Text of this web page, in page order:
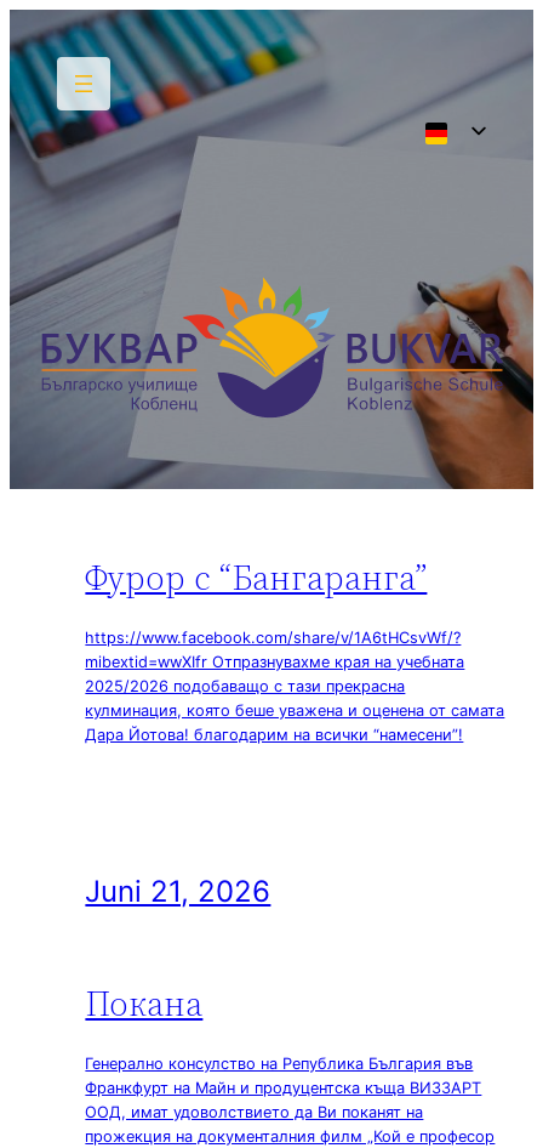
Фурор с “Бангаранга”
https://www.facebook.com/share/v/1A6tHCsvWf/?
mibextid=wwXIfr Отпразнувахме края на учебната
2025/2026 подобаващо с тази прекрасна
кулминация, която беше уважена и оценена от самата
Дара Йотова! благодарим на всички “намесени”!
Juni 21, 2026
Покана
Генерално консулство на Република България във
Франкфурт на Майн и продуцентска къща ВИЗЗАРТ
ООД, имат удоволствието да Ви поканят на
прожекция на документалния филм „Кой е професор